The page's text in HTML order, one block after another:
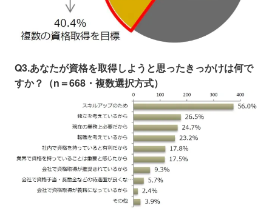
Q3.あなたが資格を取得しようと思ったきっかけは何で
すか？（n＝668・複数選択方式）